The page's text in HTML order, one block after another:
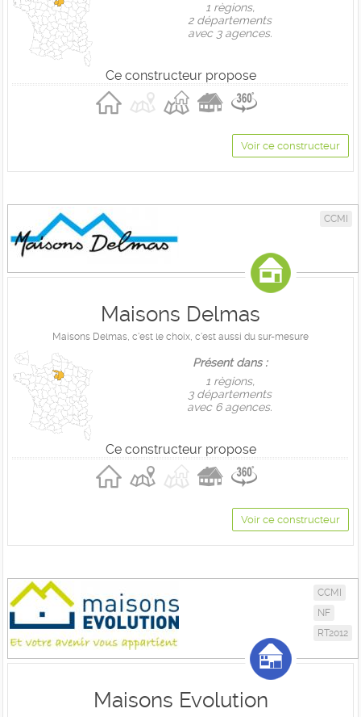
1 règions,
2 départements
avec 3 agences.
Ce constructeur propose
Voir ce constructeur
CCMI
Maisons Delmas
Maisons Delmas, c'est le choix, c'est aussi du sur-mesure
Présent dans :
1 règions,
3 départements
avec 6 agences.
Ce constructeur propose
Voir ce constructeur
CCMI
NF
RT2012
Maisons Evolution